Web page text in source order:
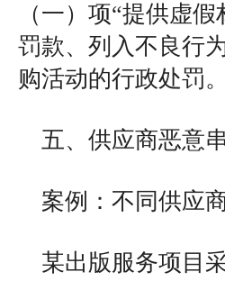
（一）项“提供虚
罚款、列入不良行
购活动的行政处罚。
五、供应商恶意
案例：不同供应
某出版服务项目